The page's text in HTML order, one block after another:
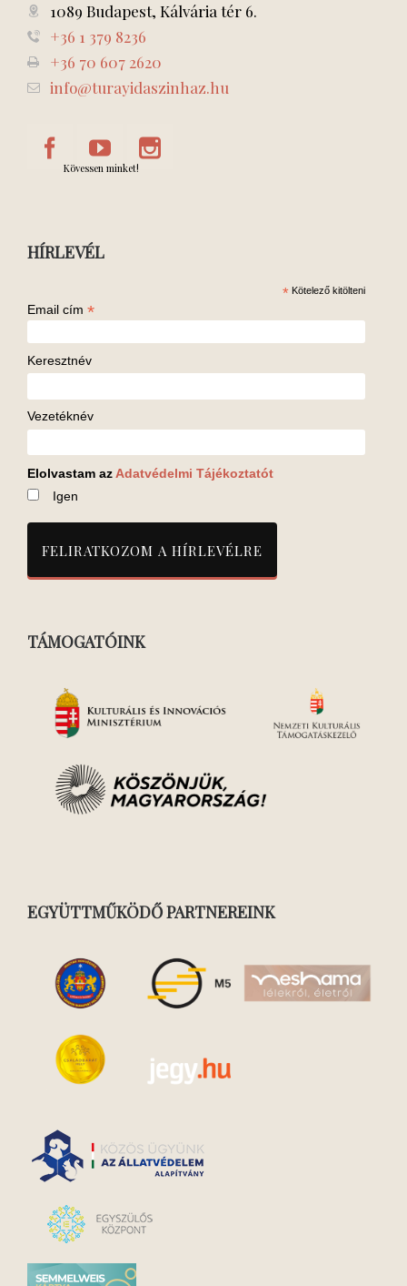
1089 Budapest, Kálvária tér 6.
+36 1 379 8236
+36 70 607 2620
info@turayidaszinhaz.hu
Kövessen minket!
HÍRLEVÉL
* Kötelező kitölteni
Email cím *
Keresztnév
Vezetéknév
Elolvastam az Adatvédelmi Tájékoztatót
Igen
TÁMOGATÓINK
EGYÜTTMŰKÖDŐ PARTNEREINK